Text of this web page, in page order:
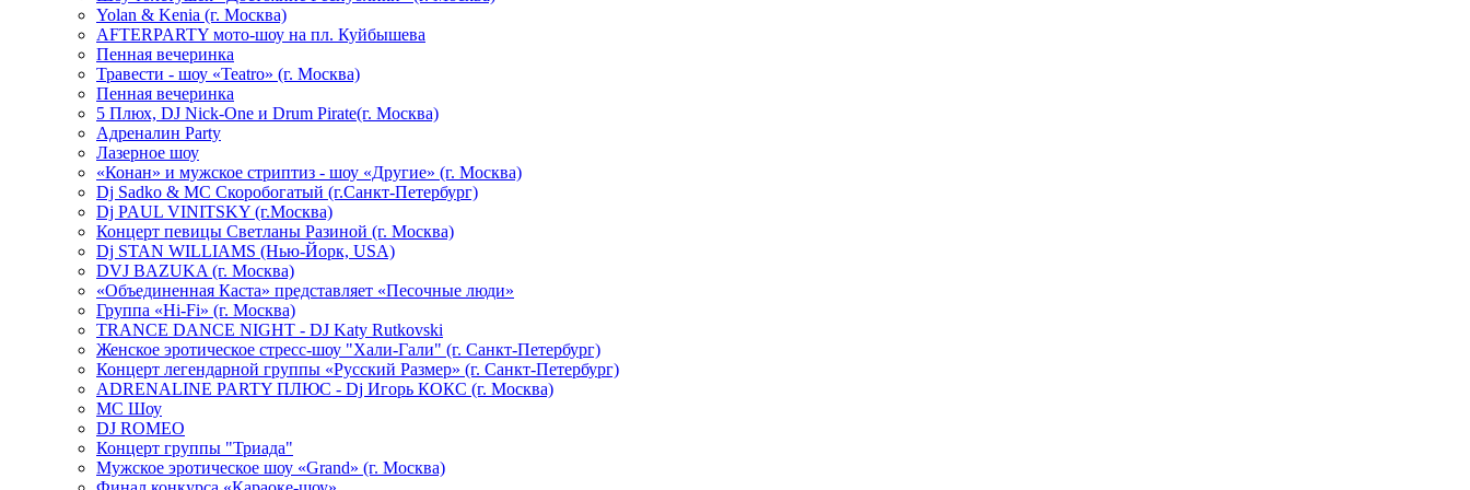
Yolan & Kenia (г. Москва)
AFTERPARTY мото-шоу на пл. Куйбышева
Пенная вечеринка
Травести - шоу «Teatro» (г. Москва)
Пенная вечеринка
5 Плюх, DJ Nick-One и Drum Pirate(г. Москва)
Адреналин Party
Лазерное шоу
«Конан» и мужское стриптиз - шоу «Другие» (г. Москва)
Dj Sadko & МС Скоробогатый (г.Санкт-Петербург)
Dj PAUL VINITSKY (г.Москва)
Концерт певицы Светланы Разиной (г. Москва)
Dj STAN WILLIAMS (Нью-Йорк, USA)
DVJ BAZUKA (г. Москва)
«Объединенная Каста» представляет «Песочные люди»
Группа «Hi-Fi» (г. Москва)
TRANCE DANCE NIGHT - DJ Katy Rutkovski
Женское эротическое стресс-шоу "Хали-Гали" (г. Санкт-Петербург)
Концерт легендарной группы «Русский Размер» (г. Санкт-Петербург)
ADRENALINE PARTY ПЛЮС - Dj Игорь КОКС (г. Москва)
MC Шоу
DJ ROMEO
Концерт группы "Триада"
Мужское эротическое шоу «Grand» (г. Москва)